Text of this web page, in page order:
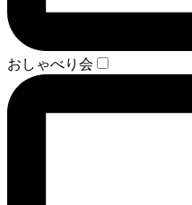
おしゃべり会